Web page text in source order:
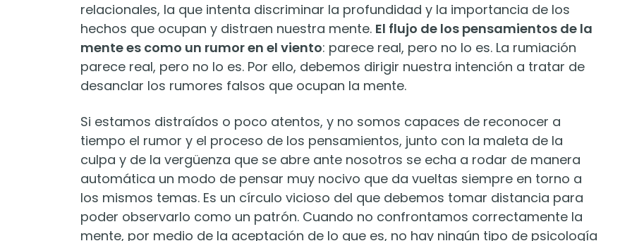
relacionales, la que intenta discriminar la profundidad y la importancia de los
hechos que ocupan y distraen nuestra mente. El flujo de los pensamientos de la
mente es como un rumor en el viento: parece real, pero no lo es. La rumiación
parece real, pero no lo es. Por ello, debemos dirigir nuestra intención a tratar de
desanclar los rumores falsos que ocupan la mente.
Si estamos distraídos o poco atentos, y no somos capaces de reconocer a
tiempo el rumor y el proceso de los pensamientos, junto con la maleta de la
culpa y de la vergüenza que se abre ante nosotros se echa a rodar de manera
automática un modo de pensar muy nocivo que da vueltas siempre en torno a
los mismos temas. Es un círculo vicioso del que debemos tomar distancia para
poder observarlo como un patrón. Cuando no confrontamos correctamente la
mente, por medio de la aceptación de lo que es, no hay ningún tipo de psicología